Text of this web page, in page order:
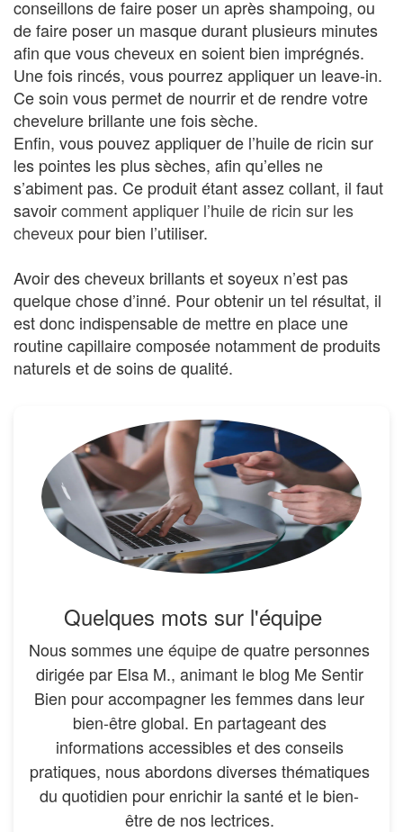
conseillons de faire poser un après shampoing, ou
de faire poser un masque durant plusieurs minutes
afin que vous cheveux en soient bien imprégnés.
Une fois rincés, vous pourrez appliquer un leave-in.
Ce soin vous permet de nourrir et de rendre votre
chevelure brillante une fois sèche.
Enfin, vous pouvez appliquer de l’huile de ricin sur
les pointes les plus sèches, afin qu’elles ne
s’abiment pas. Ce produit étant assez collant, il faut
savoircomment appliquer l’huile de ricin sur les
cheveux pour bien l’utiliser.
Avoir des cheveux brillants et soyeux n’est pas
quelque chose d’inné. Pour obtenir un tel résultat, il
est donc indispensable de mettre en place une
routine capillaire composée notamment de produits
naturels et de soins de qualité.
Quelques mots sur l'équipe
Nous sommes uneéquipede quatre personnes
dirigée par Elsa M., animant le blog Me Sentir
Bien pour accompagner les femmes dans leur
bien-être global. En partageant des
informations accessibles et des conseils
pratiques, nous abordons diverses thématiques
du quotidien pour enrichir la santé et le bien-
être de nos lectrices.